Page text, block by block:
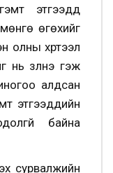
этгээдүүд
өгөхийг
олны хүртээл
үзүүлнэ гэж
алдсан
этгээдүүдийн
байна
сурвалжийн